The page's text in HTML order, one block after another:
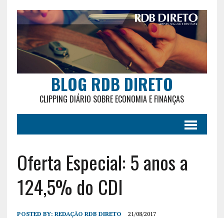
BLOG RDB DIRETO
CLIPPING DIÁRIO SOBRE ECONOMIA E FINANÇAS
Oferta Especial: 5 anos a
124,5% do CDI
POSTED BY: REDAÇÃO RDB DIRETO 21/08/2017